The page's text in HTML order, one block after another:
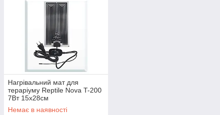
Нагрівальний мат для
тераріуму Reptile Nova T-200
7Вт 15x28см
Немає в наявності